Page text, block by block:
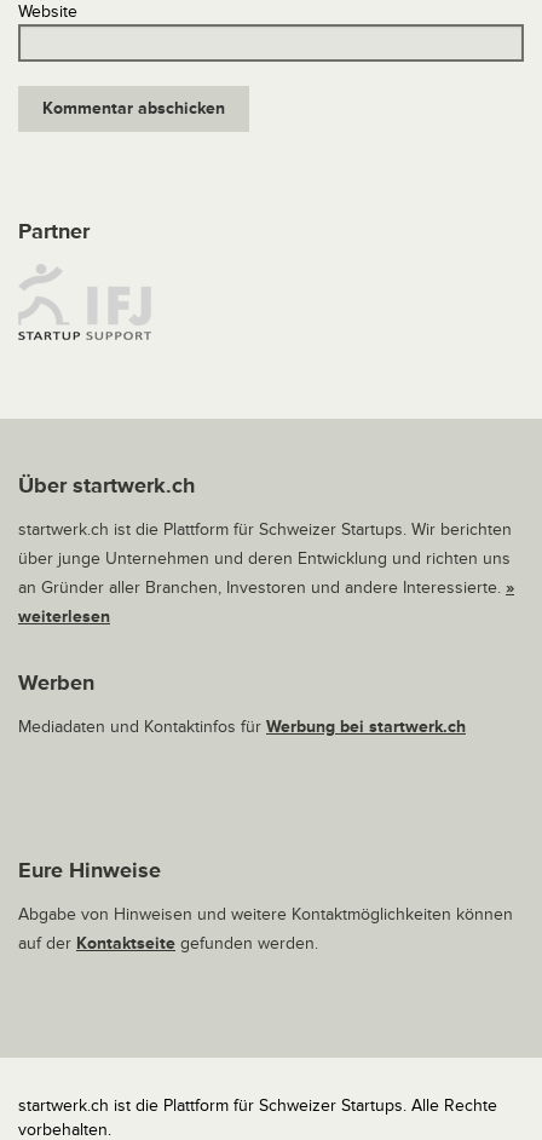
Website
Partner
Über startwerk.ch
startwerk.ch ist die Plattform für Schweizer Startups. Wir berichten
über junge Unternehmen und deren Entwicklung und richten uns
an Gründer aller Branchen, Investoren und andere Interessierte. »
weiterlesen
Werben
Mediadaten und Kontaktinfos für Werbung bei startwerk.ch
Eure Hinweise
Abgabe von Hinweisen und weitere Kontaktmöglichkeiten können
auf der Kontaktseite gefunden werden.
startwerk.ch ist die Plattform für Schweizer Startups. Alle Rechte
vorbehalten.